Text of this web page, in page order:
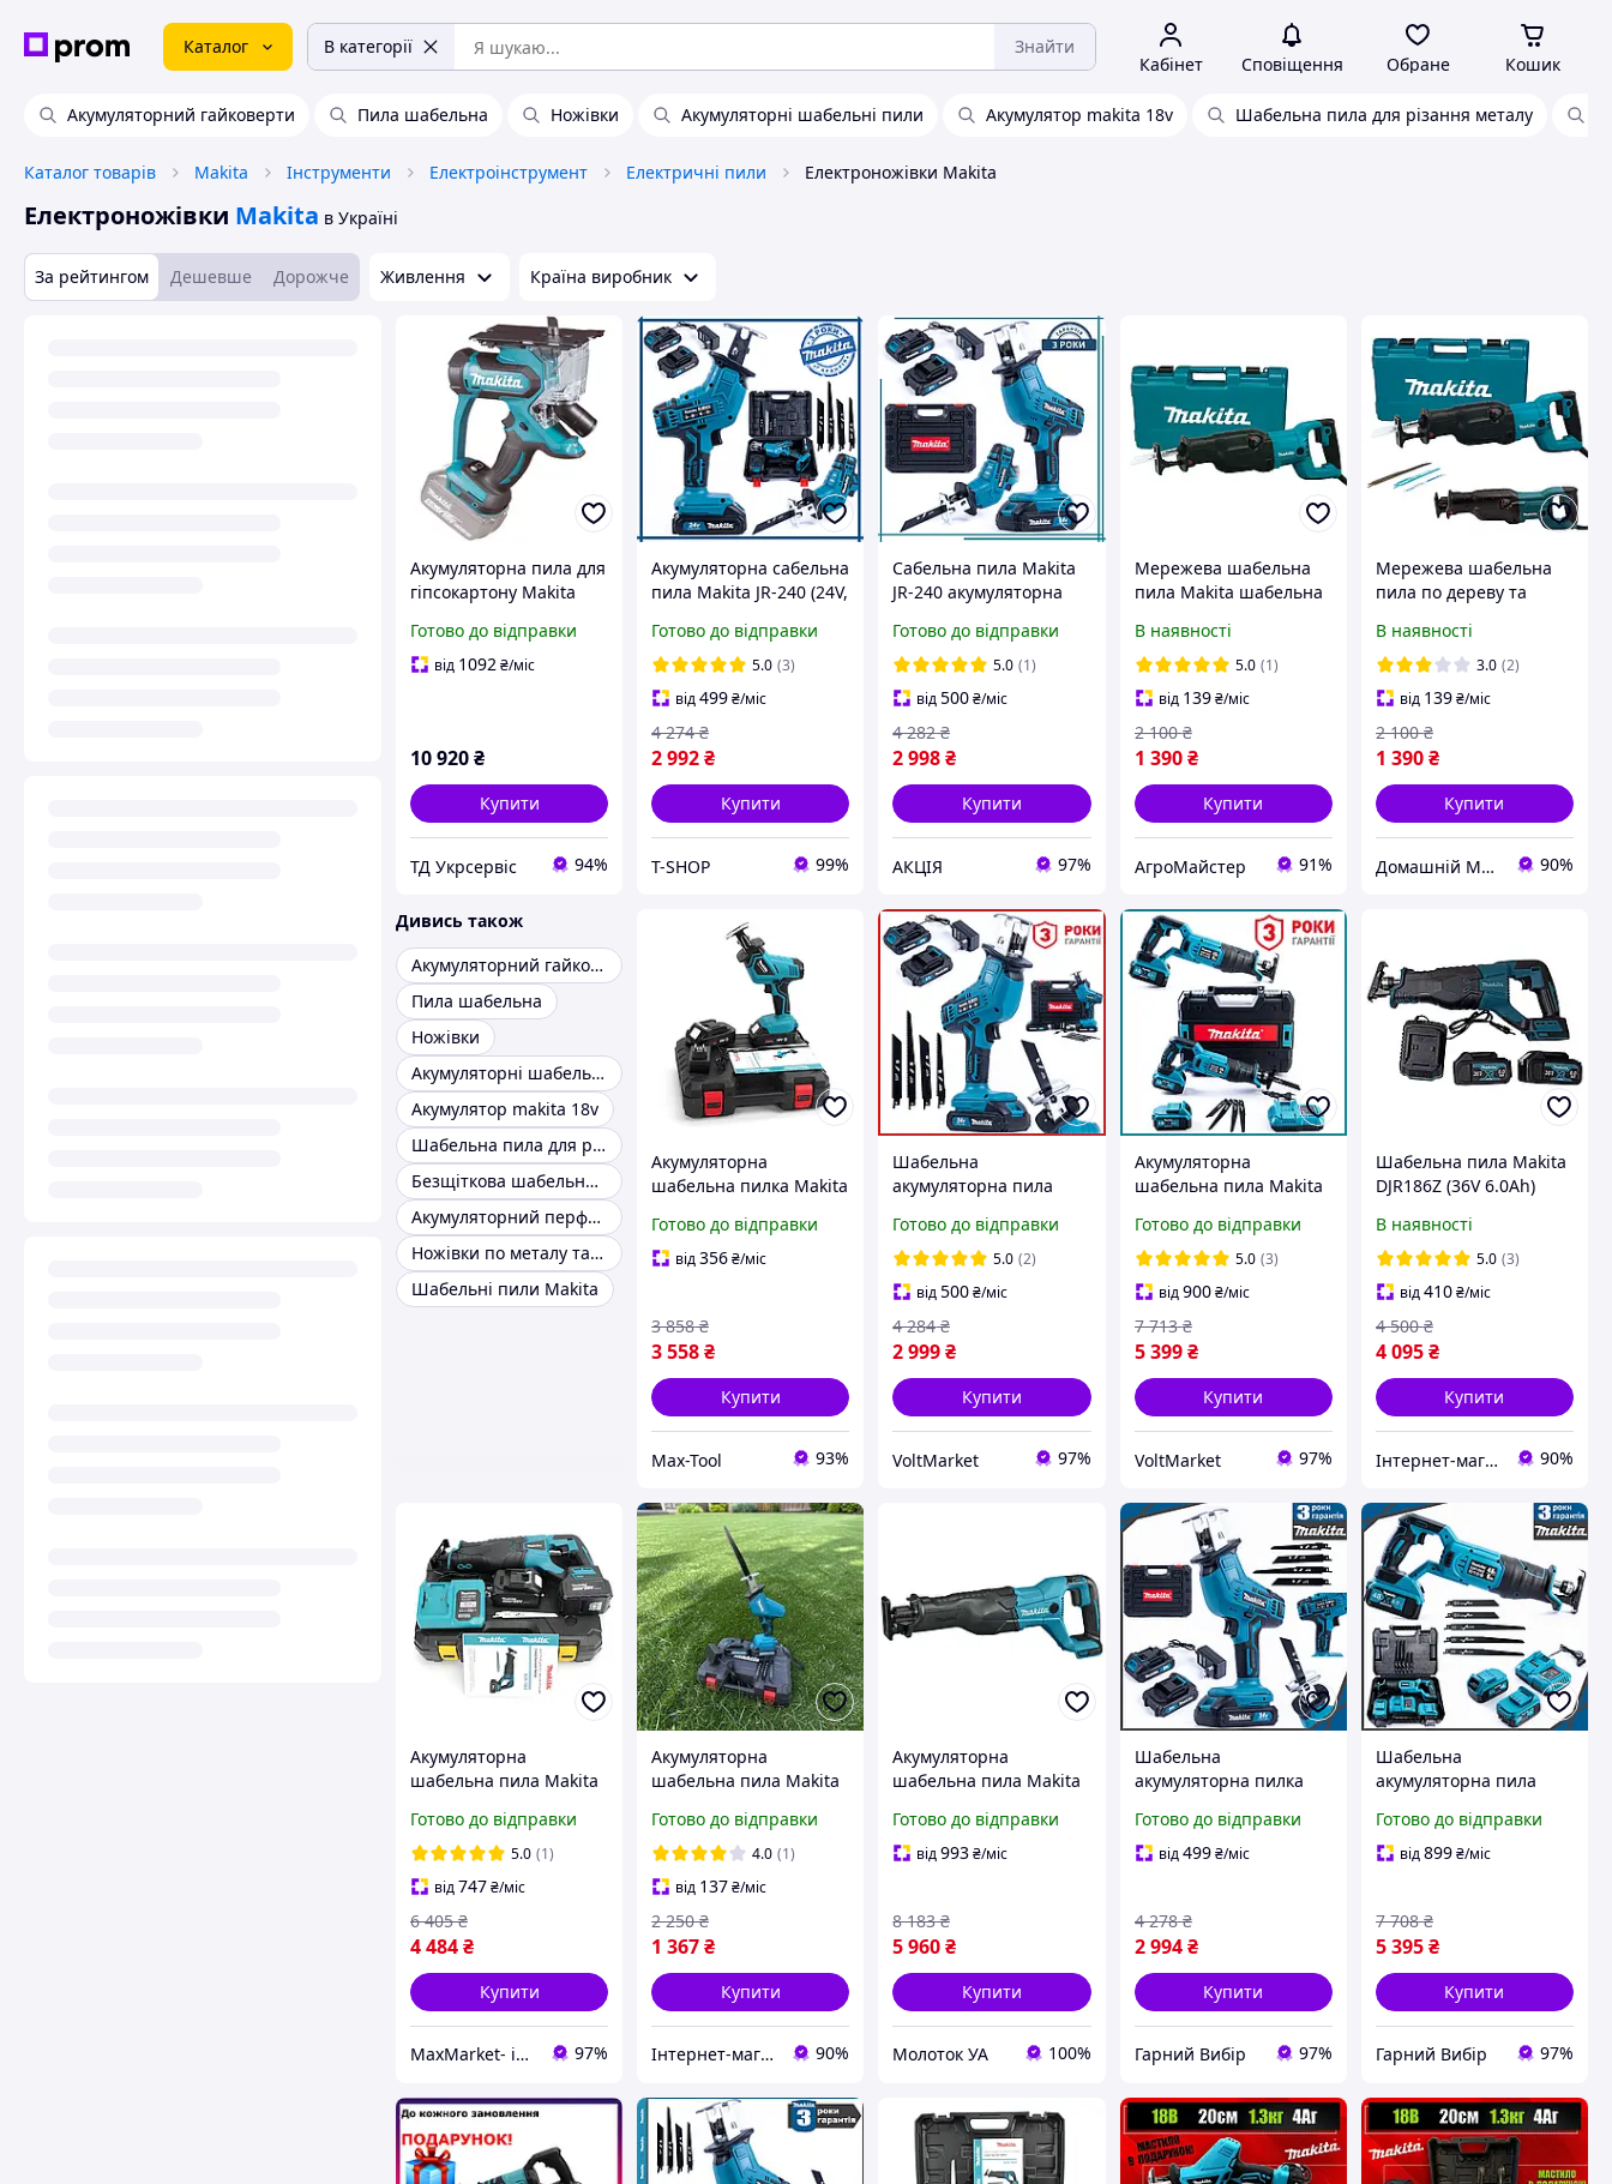
Каталог В категорії Знайти
Кабінет Сповіщення Обране Кошик
Акумуляторний гайковерти Пила шабельна Ножівки Акумуляторні шабельні пили Акумулятор makita 18v Шабельна пила для різання металу
Каталог товарів Makita Інструменти Електроінструмент Електричні пили Електроножівки Makita
Електроножівки Makita в Україні
За рейтингом Дешевше Дорожче Живлення Країна виробник
Акумуляторна пила для
гіпсокартону Makita
(DSD180Z)
Готово до відправки
від 1092₴/міс
10 920₴
Купити
ТД Укрсервіс 94%
Акумуляторна сабельна
пила Makita JR-240 (24V,
Макіта для різання
металу 2 АКБ bs
Готово до відправки
5.0 (3)
від499₴/міс
2 992₴
4 274 ₴
Купити
T-SHOP 99%
Сабельна пила Makita
JR-240 акумуляторна
Макіта з 2 АКБ для
дерева та металу ak
Готово до відправки
5.0 (1)
від500₴/міс
2 998₴
4 282 ₴
Купити
АКЦІЯ 97%
Мережева шабельна
пила Makita шабельна
різання металу дерева
гіпскартону та
органічного скла
В наявності
5.0 (1)
від 139 ₴/міс
1 390 ₴
2 100 ₴
Купити
АгроМайстер 91%
Мережева шабельна
пила по дереву та
Ножівка мережева
Макіта у пластиковому
кейсі 1300 Вт
В наявності
3.0 (2)
від 139₴/міс
1 390₴
2 100 ₴
Купити
Домашній Майстер 90%
Дивись також
Акумуляторний гайковерти
Пила шабельна
Ножівки
Акумуляторні шабельні пили
Акумулятор makita 18v
Шабельна пила для різання металу
Безщіткова шабельна пила
Акумуляторний перфоратор MAKITA
Ножівки по металу та дереву
Шабельні пили Makita
Акумуляторна
шабельна пилка Makita
ножівка Макіта
Готово до відправки
від356₴/міс
3 558₴
3 858 ₴
Купити
Max-Tool 93%
Шабельна
акумуляторна пила
Аh) Бездротова ножівка
з подвійним АКБ для
дерева і металу
Готово до відправки
5.0 (2)
від500₴/міс
2 999₴
4 284 ₴
Купити
VoltMarket 97%
Акумуляторна
шабельна пила Makita
ножівка Макіта для
дерева, металу qr
Готово до відправки
5.0 (3)
від900 ₴/міс
5 399 ₴
7 713 ₴
Купити
VoltMarket 97%
Шабельна пила Makita
DJR186Z (36V 6.0Ah)
для саду)
В наявності
5.0 (3)
від410₴/міс
4 095₴
4 500 ₴
Купити
Інтернет-магазин "inGarden" 90%
Акумуляторна
шабельна пила Makita
АКБ шабельна пила
Макіта, потужна
Готово до відправки
5.0 (1)
від747₴/міс
4 484₴
6 405 ₴
Купити
MaxMarket- інтернет магазин товарів для дому 97%
Акумуляторна
шабельна пила Makita
5Ah)
Готово до відправки
4.0 (1)
від 137₴/міс
1 367₴
2 250 ₴
Купити
Інтернет-магазин "inGarden" 90%
Акумуляторна
шабельна пила Makita
Готово до відправки
від993₴/міс
5 960₴
8 183 ₴
Купити
Молоток УА 100%
Шабельна
акумуляторна пилка
Ножівка Макіта для
дерева та металу c 2
Готово до відправки
від499 ₴/міс
2 994 ₴
4 278 ₴
Купити
Гарний Вибір 97%
Шабельна
акумуляторна пила
6Ah) Ножівка Макіта
для деревини та
Готово до відправки
від899₴/міс
5 395₴
7 708 ₴
Купити
Гарний Вибір 97%